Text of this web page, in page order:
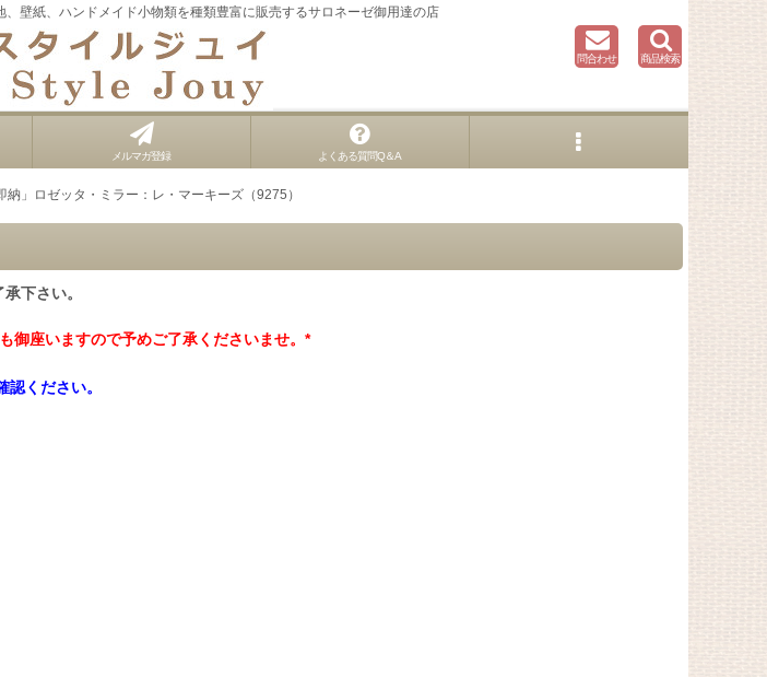
壁紙、ハンドメイド小物類を種類豊富に販売するサロネーゼ御用達の店
問合わせ 商品検索
メルマガ登録 よくある質問Q＆A
納」ロゼッタ・ミラー：レ・マーキーズ（9275）
下さい。
御座いますので予めご了承くださいませ。*
認ください。